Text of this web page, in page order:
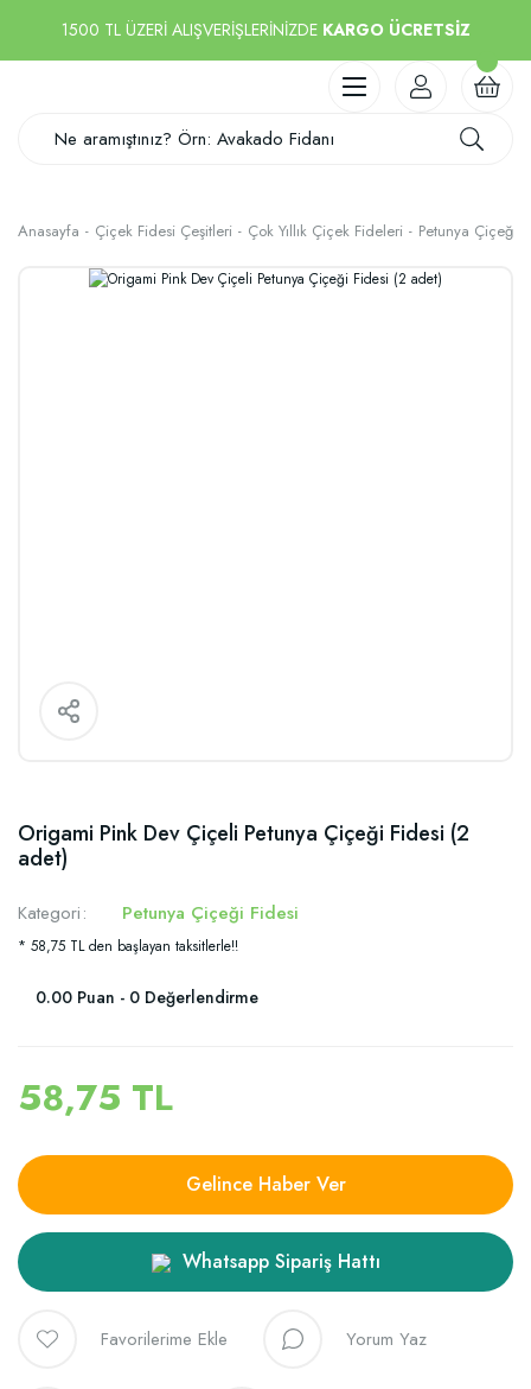
1500 TL ÜZERİ ALIŞVERİŞLERİNİZDE KARGO ÜCRETSİZ
Anasayfa Çiçek Fidesi Çeşitleri Çok Yıllık Çiçek Fideleri Petunya Çiçeği
Origami Pink Dev Çiçeli Petunya Çiçeği Fidesi (2
adet)
Kategori Petunya Çiçeği Fidesi
* 58,75 TL den başlayan taksitlerle!!
0.00 Puan - 0 Değerlendirme
58,75 TL
Gelince Haber Ver
Whatsapp Sipariş Hattı
Yorum Yaz